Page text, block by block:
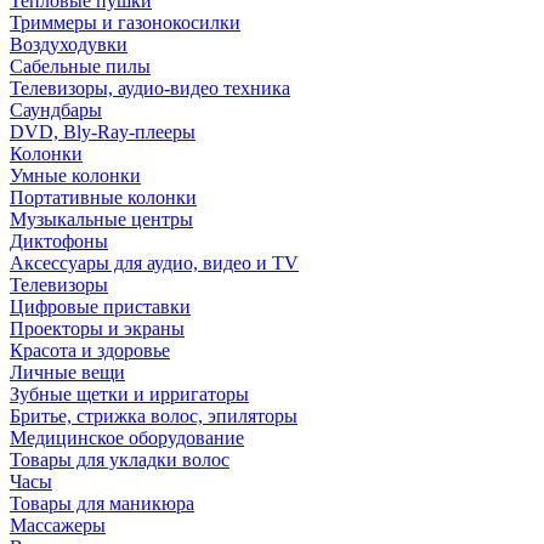
Триммеры и газонокосилки
Воздуходувки
Сабельные пилы
Телевизоры, аудио-видео техника
Саундбары
DVD, Bly-Ray-плееры
Колонки
Умные колонки
Портативные колонки
Музыкальные центры
Диктофоны
Аксессуары для аудио, видео и TV
Телевизоры
Цифровые приставки
Проекторы и экраны
Красота и здоровье
Личные вещи
Зубные щетки и ирригаторы
Бритье, стрижка волос, эпиляторы
Медицинское оборудование
Товары для укладки волос
Часы
Товары для маникюра
Массажеры